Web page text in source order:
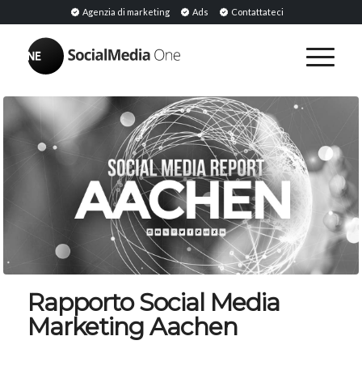
Agenzia di marketing Ads Contattateci
Rapporto Social Media
Marketing Aachen